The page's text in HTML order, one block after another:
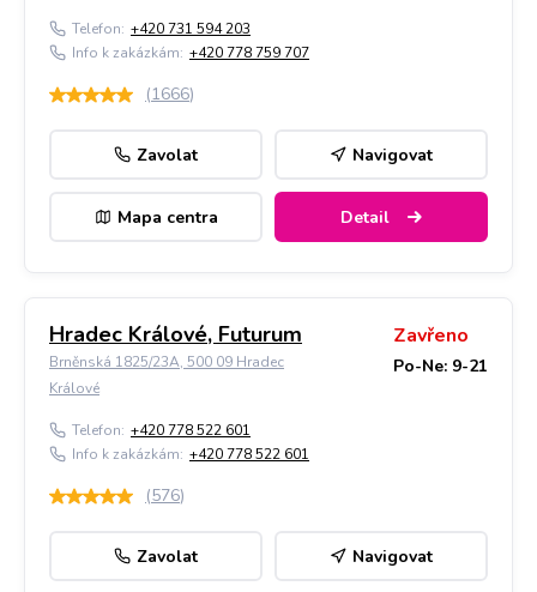
Telefon: +420 731 594 203
Info k zakázkám: +420 778 759 707
(1666)
Zavolat Navigovat
Mapa centra Detail
Hradec Králové, Futurum
Brněnská 1825/23A, 500 09 Hradec
Králové
Zavřeno
Po-Ne: 9-21
Telefon: +420 778 522 601
Info k zakázkám: +420 778 522 601
(576)
Zavolat Navigovat